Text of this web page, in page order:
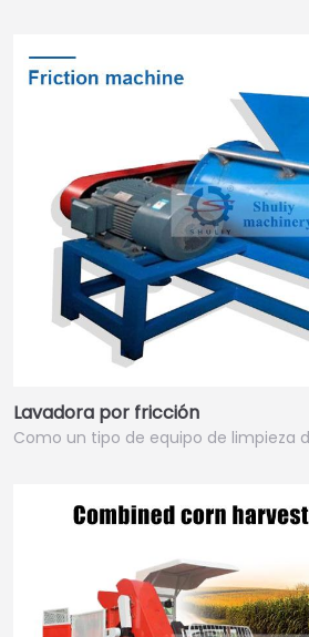
Lavadora por fricción
Como un tipo de equipo de limpieza